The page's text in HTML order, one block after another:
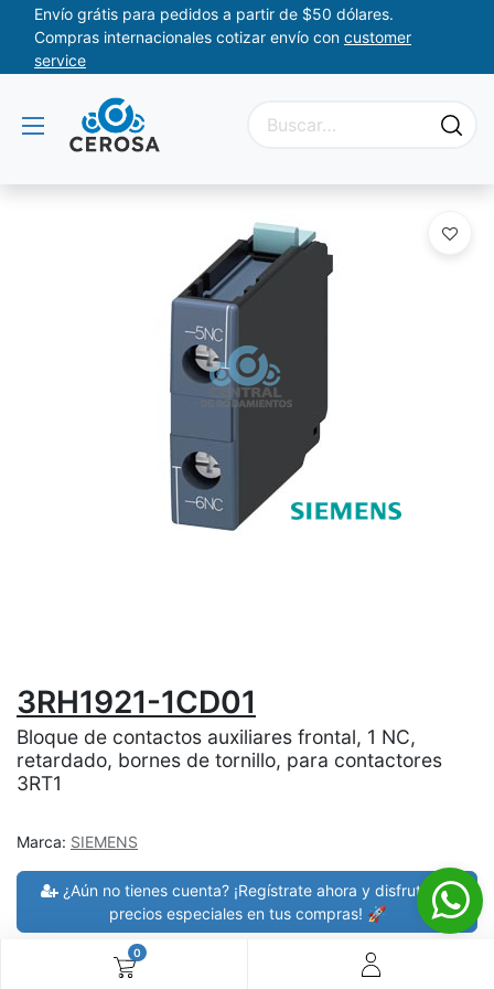
0
Envío grátis para pedidos a partir de $50 dólares.
Compras internacionales cotizar envío con customer
service
3RH1921-1CD01
Bloque de contactos auxiliares frontal, 1 NC,
retardado, bornes de tornillo, para contactores
3RT1
Marca: SIEMENS
¿Aún no tienes cuenta? ¡Regístrate ahora y disfruta de
precios especiales en tus compras! 🚀
30 días de devolución